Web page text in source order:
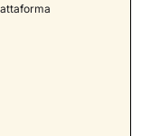
inizia il tuo